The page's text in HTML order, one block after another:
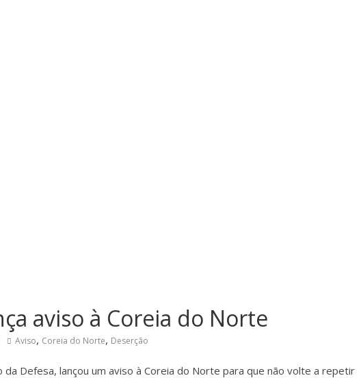
aviso à Coreia do Norte
Aviso, Coreia do Norte, Deserção
da Defesa, lançou um aviso à Coreia do Norte para que não volte a repetir